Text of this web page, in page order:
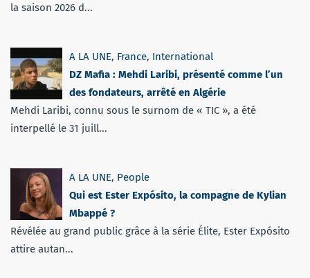
la saison 2026 d...
A LA UNE, France, International
DZ Mafia : Mehdi Laribi, présenté comme l’un
des fondateurs, arrêté en Algérie
Mehdi Laribi, connu sous le surnom de « TIC », a été
interpellé le 31 juill...
A LA UNE, People
Qui est Ester Expósito, la compagne de Kylian
Mbappé ?
Révélée au grand public grâce à la série Élite, Ester Expósito
attire autan...